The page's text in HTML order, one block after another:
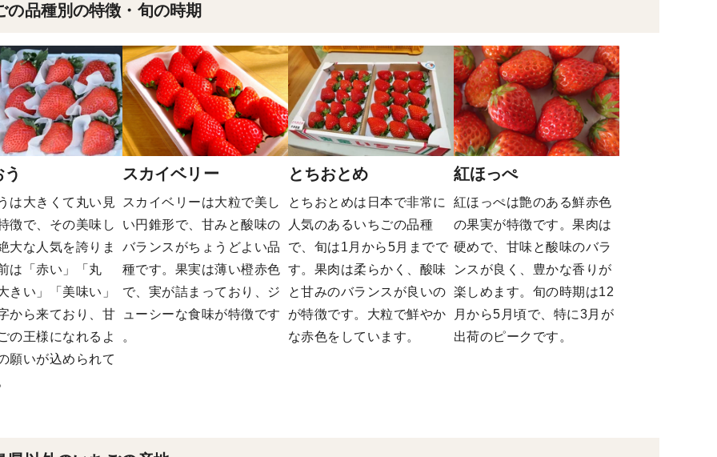
の品種別の特徴・旬の時期
は大きくて丸い見
徴で、その美味し
大な人気を誇りま
は「赤い」「丸
きい」「美味い」
から来ており、甘
の王様になれるよ
願いが込められて
スカイベリー
スカイベリーは大粒で美し
い円錐形で、甘みと酸味の
バランスがちょうどよい品
種です。果実は薄い橙赤色
で、実が詰まっており、ジ
ューシーな食味が特徴です​​
。
とちおとめ
とちおとめは日本で非常に
人気のあるいちごの品種
で、旬は1月から5月までで
す。果肉は柔らかく、酸味
と甘みのバランスが良いの
が特徴です。大粒で鮮やか
な赤色をしています。
紅ほっぺ
紅ほっぺは艶のある鮮赤色
の果実が特徴です。果肉は
硬めで、甘味と酸味のバラ
ンスが良く、豊かな香りが
楽しめます。旬の時期は12
月から5月頃で、特に3月が
出荷のピークです​。